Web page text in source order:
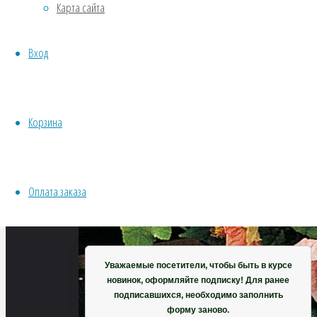
Карта сайта
Вход
Корзина
Оплата заказа
Хвойники
ИНСТРУМЕНТЫ, ОБОРУДОВАНИЕ
Уважаемые посетители, чтобы быть в курсе
новинок, оформляйте подписку! Для ранее
подписавшихся, необходимо заполнить
форму заново.